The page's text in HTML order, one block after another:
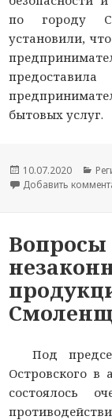
по городу
установили,
бытовых услуг.
Опубликовано
10.07.2020
Добавить
Вопросы
Под
Островского в
состоялось